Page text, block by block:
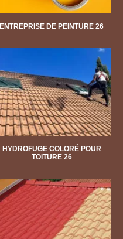
ENTREPRISE DE PEINTURE 26
HYDROFUGE COLORÉ POUR
TOITURE 26